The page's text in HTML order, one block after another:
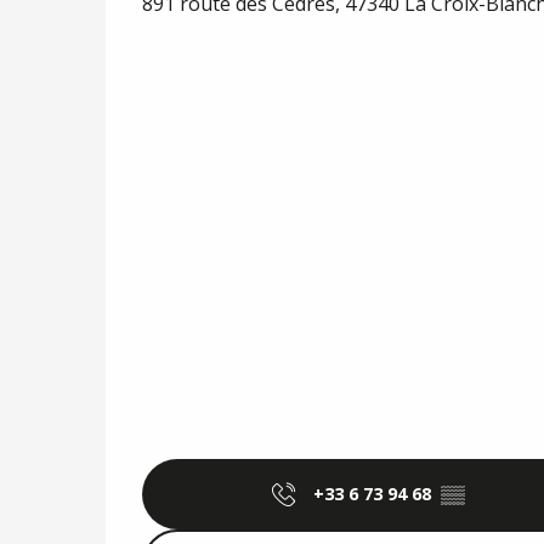
+33 6 73 94 68 ▒▒